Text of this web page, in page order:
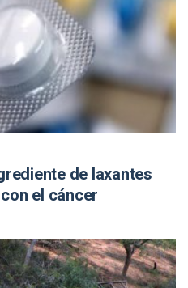
de laxantes
el cáncer